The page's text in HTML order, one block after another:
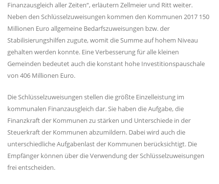
Finanzausgleich aller Zeiten“, erläutern Zellmeier und Ritt weiter.
Neben den Schlüsselzuweisungen kommen den Kommunen 2017 150
Millionen Euro allgemeine Bedarfszuweisungen bzw. der
Stabilisierungshilfen zugute, womit die Summe auf hohem Niveau
gehalten werden konnte. Eine Verbesserung für alle kleinen
Gemeinden bedeutet auch die konstant hohe Investitionspauschale
von 406 Millionen Euro.
Die Schlüsselzuweisungen stellen die größte Einzelleistung im
kommunalen Finanzausgleich dar. Sie haben die Aufgabe, die
Finanzkraft der Kommunen zu stärken und Unterschiede in der
Steuerkraft der Kommunen abzumildern. Dabei wird auch die
unterschiedliche Aufgabenlast der Kommunen berücksichtigt. Die
Empfänger können über die Verwendung der Schlüsselzuweisungen
frei entscheiden.